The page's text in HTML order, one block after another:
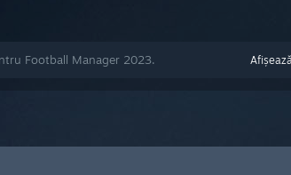
Football Manager 2023.